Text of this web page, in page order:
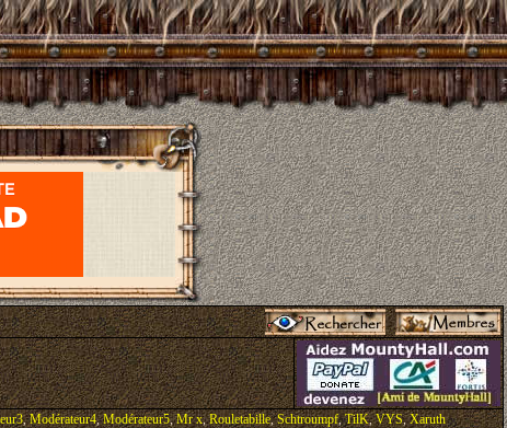
,Modérateur4,Modérateur5,Mr x,Rouletabille,Schtroumpf,TilK,VYS,Xaruth